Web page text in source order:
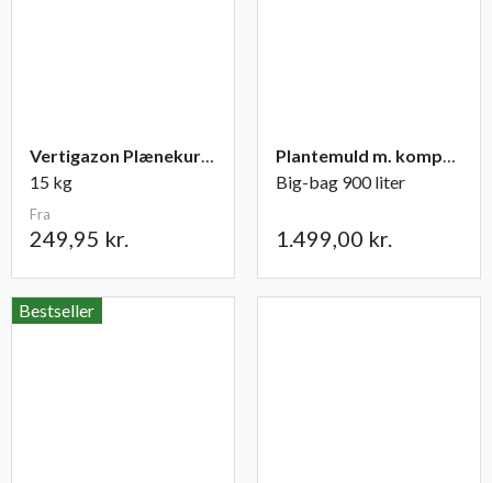
15 kg
Fra
249,95 kr.
Big-bag 900 liter
1.499,00 kr.
Bestseller